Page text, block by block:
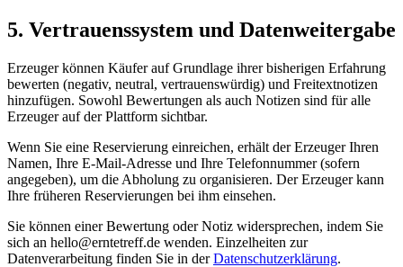
5. Vertrauenssystem und Datenweitergabe
Erzeuger können Käufer auf Grundlage ihrer bisherigen Erfahrung
bewerten (negativ, neutral, vertrauenswürdig) und Freitextnotizen
hinzufügen. Sowohl Bewertungen als auch Notizen sind für alle
Erzeuger auf der Plattform sichtbar.
Wenn Sie eine Reservierung einreichen, erhält der Erzeuger Ihren
Namen, Ihre E-Mail-Adresse und Ihre Telefonnummer (sofern
angegeben), um die Abholung zu organisieren. Der Erzeuger kann
Ihre früheren Reservierungen bei ihm einsehen.
Sie können einer Bewertung oder Notiz widersprechen, indem Sie
sich an hello@erntetreff.de wenden. Einzelheiten zur
Datenverarbeitung finden Sie in derDatenschutzerklärung.